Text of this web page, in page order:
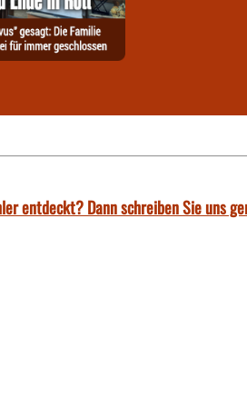
entdeckt? Dann schreiben Sie uns